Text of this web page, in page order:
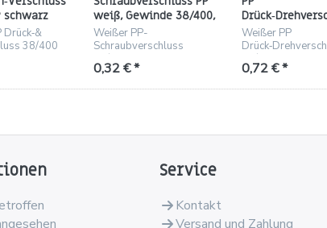
schwarz
Drück‑&
38/400
12,5
weiß, Gewinde 38/400,
geriffelt (Höhe 11,7
mm)
Weißer PP-
Schraubverschluss
Dichtung und IHS-Liner,
0,32 € *
weiß, Gewinde
mit IHS‑Liner
Weißer PP
12,5 mm Höhe
0,72 € *
Service
Kontakt
Versand und Zahlung